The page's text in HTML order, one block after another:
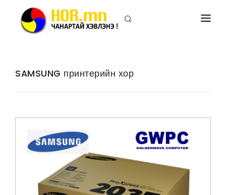
БИДНИЙ ТУХАЙ
ХОЛБОО БАРИХ
SAMSUNG принтерийн хор